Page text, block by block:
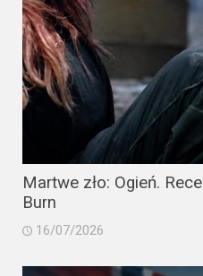
Martwe zło: Ogień.
Burn
16/07/2026